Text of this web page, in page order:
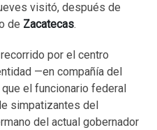
visitó, después de
de Zacatecas.
por el centro
—en compañía del
el funcionario federal
simpatizantes del
del actual gobernador